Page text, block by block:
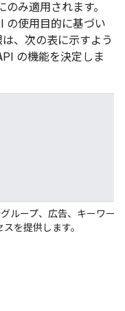
み適用されます。
の使用目的に基づい
、次の表に示すよう
の機能を決定しま
ループ、広告、キーワー
を提供します。